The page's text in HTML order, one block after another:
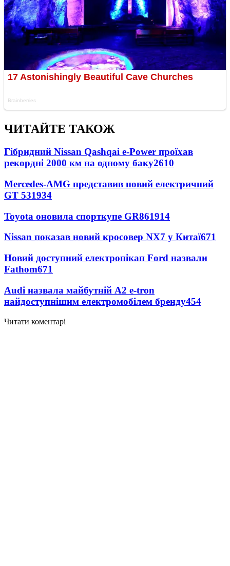
ЧИТАЙТЕ ТАКОЖ
Гібридний Nissan Qashqai e-Power проїхав
рекордні 2000 км на одному баку2610
Mercedes-AMG представив новий електричний
GT 531934
Toyota оновила спорткупе GR861914
Nissan показав новий кросовер NX7 у Китаї671
Новий доступний електропікап Ford назвали
Fathom671
Audi назвала майбутній A2 e-tron
найдоступнішим електромобілем бренду454
Читати коментарі